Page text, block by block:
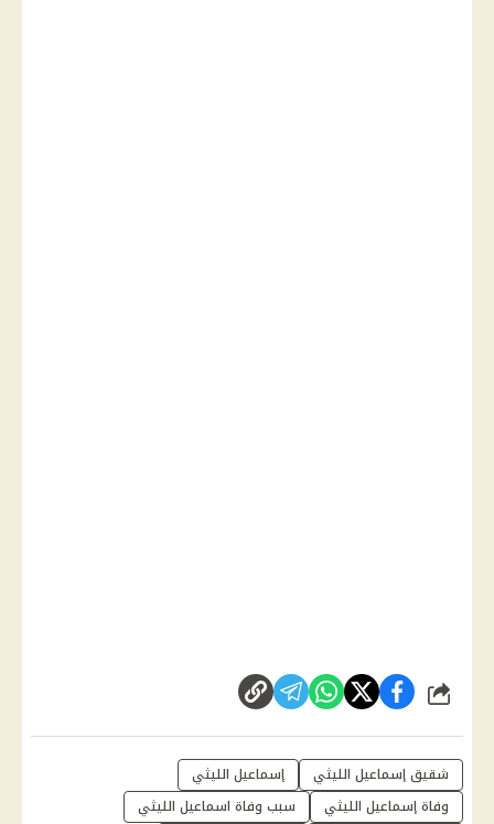
شارك
شقيق إسماعيل الليثي
إسماعيل الليثي
وفاة إسماعيل الليثي
سبب وفاة اسماعيل الليثي